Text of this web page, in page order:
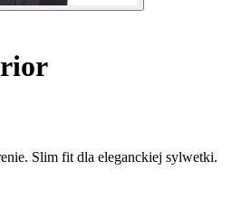
Slim fit dla eleganckiej sylwetki.